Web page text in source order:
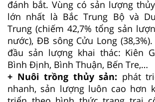
đánh bắt. Vùng có sản lượng
lớn nhất là Bắc Trung Bộ và
Trung (chiếm 42,7% tổng sản
nước), ĐB sông Cửu Long
đầu sản lượng khai thác: Kiên
Bình Định, Bình Thuận, Bến Tre,…
+ Nuôi trồng thủy sản: phát
nhanh, sản lượng luôn cao hơn